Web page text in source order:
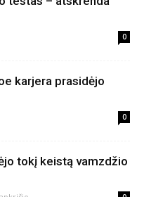
0
karjera prasidėjo
0
tokį keistą vamzdžio